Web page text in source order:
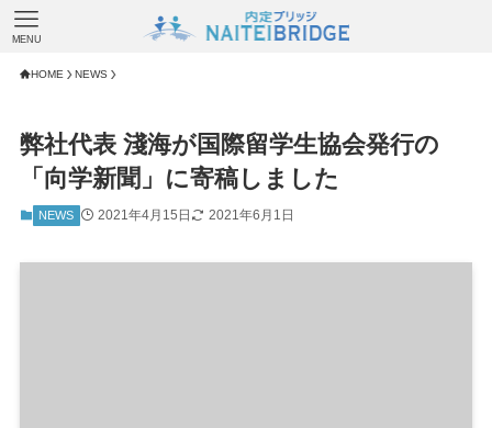
MENU
HOME NEWS
弊社代表 淺海が国際留学生協会発行の
「向学新聞」に寄稿しました
NEWS 2021年4月15日 2021年6月1日